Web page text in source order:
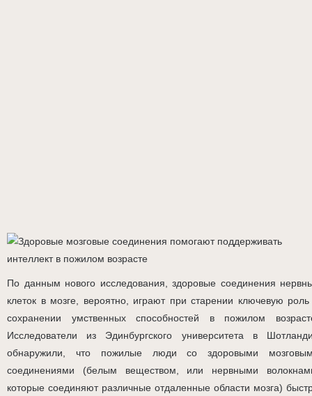
По данным нового исследования, здоровые соединения
клеток в мозге, вероятно, играют при старении ключевую
сохранении умственных способностей в пожилом
Исследователи из Эдинбургского университета в
обнаружили, что пожилые люди со здоровыми
соединениями (белым веществом, или нервными
которые соединяют различные отдаленные области мозга)